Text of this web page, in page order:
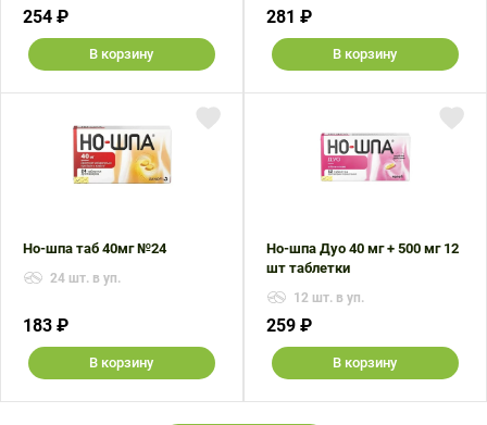
254 ₽
В корзину
281 ₽
В корзину
Но-шпа таб 40мг №24
24 шт. в уп.
183 ₽
В корзину
Но-шпа Дуо 40 мг + 500 мг 12
шт таблетки
12 шт. в уп.
259 ₽
В корзину